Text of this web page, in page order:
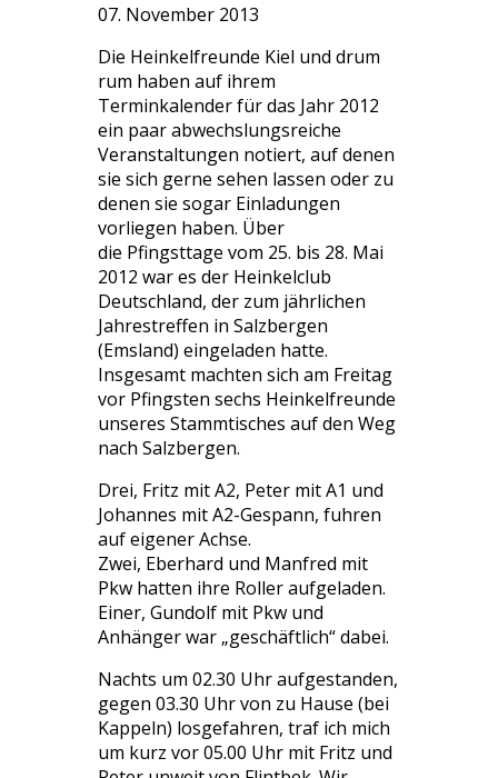
07. November 2013
Die Heinkelfreunde Kiel und drum
rum haben auf ihrem
Terminkalender für das Jahr 2012
ein paar abwechslungsreiche
Veranstaltungen notiert, auf denen
sie sich gerne sehen lassen oder zu
denen sie sogar Einladungen
vorliegen haben. Über
die Pfingsttage vom 25. bis 28. Mai
2012 war es der Heinkelclub
Deutschland, der zum jährlichen
Jahrestreffen in Salzbergen
(Emsland) eingeladen hatte.
Insgesamt machten sich am Freitag
vor Pfingsten sechs Heinkelfreunde
unseres Stammtisches auf den Weg
nach Salzbergen.
Drei, Fritz mit A2, Peter mit A1 und
Johannes mit A2-Gespann, fuhren
auf eigener Achse.
Zwei, Eberhard und Manfred mit
Pkw hatten ihre Roller aufgeladen.
Einer, Gundolf mit Pkw und
Anhänger war „geschäftlich“ dabei.
Nachts um 02.30 Uhr aufgestanden,
gegen 03.30 Uhr von zu Hause (bei
Kappeln) losgefahren, traf ich mich
um kurz vor 05.00 Uhr mit Fritz und